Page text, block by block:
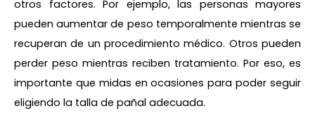
otros factores. Por ejemplo, las personas mayores
pueden aumentar de peso temporalmente mientras se
recuperan de un procedimiento médico. Otros pueden
perder peso mientras reciben tratamiento. Por eso, es
importante que midas en ocasiones para poder seguir
eligiendo la talla de pañal adecuada.